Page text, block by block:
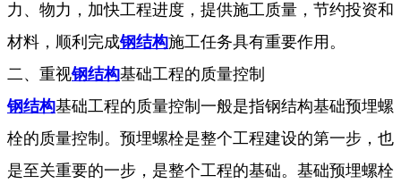
力、物力，加快工程进度，提供施工质量，节约投资和
材料，顺利完成钢结构施工任务具有重要作用。
二、重视钢结构基础工程的质量控制
钢结构基础工程的质量控制一般是指钢结构基础预埋螺
栓的质量控制。预埋螺栓是整个工程建设的第一步，也
是至关重要的一步，是整个工程的基础。基础预埋螺栓